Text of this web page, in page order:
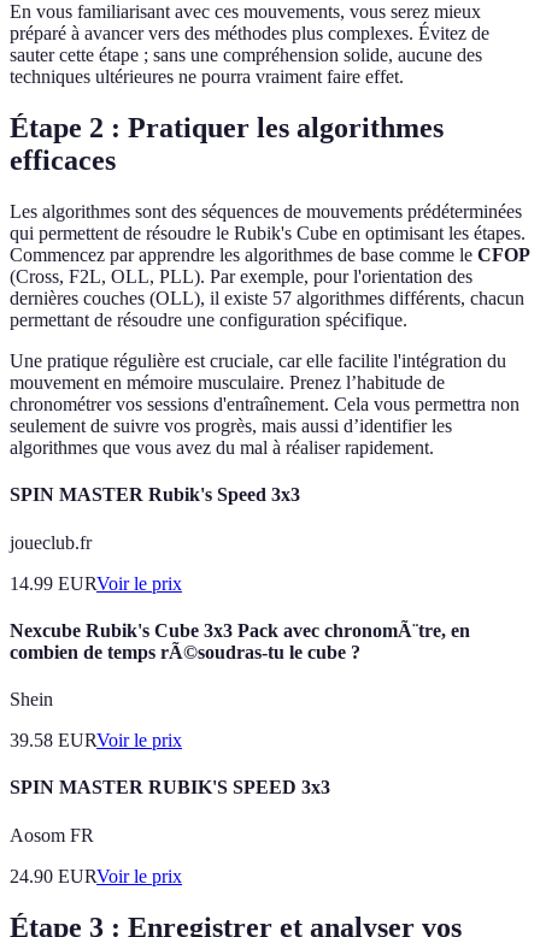
En vous familiarisant avec ces mouvements, vous serez mieux
préparé à avancer vers des méthodes plus complexes. Évitez de
sauter cette étape ; sans une compréhension solide, aucune des
techniques ultérieures ne pourra vraiment faire effet.
Étape 2 : Pratiquer les algorithmes
efficaces
Les algorithmes sont des séquences de mouvements prédéterminées
qui permettent de résoudre le Rubik's Cube en optimisant les étapes.
Commencez par apprendre les algorithmes de base comme le CFOP
(Cross, F2L, OLL, PLL). Par exemple, pour l'orientation des
dernières couches (OLL), il existe 57 algorithmes différents, chacun
permettant de résoudre une configuration spécifique.
Une pratique régulière est cruciale, car elle facilite l'intégration du
mouvement en mémoire musculaire. Prenez l’habitude de
chronométrer vos sessions d'entraînement. Cela vous permettra non
seulement de suivre vos progrès, mais aussi d’identifier les
algorithmes que vous avez du mal à réaliser rapidement.
SPIN MASTER Rubik's Speed 3x3
joueclub.fr
14.99 EURVoir le prix
Nexcube Rubik's Cube 3x3 Pack avec chronomÃ¨tre, en
combien de temps rÃ©soudras-tu le cube ?
Shein
39.58 EURVoir le prix
SPIN MASTER RUBIK'S SPEED 3x3
Aosom FR
24.90 EURVoir le prix
Étape 3 : Enregistrer et analyser vos